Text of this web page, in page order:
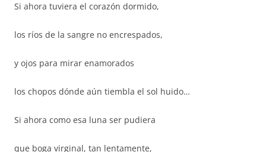
Si ahora tuviera el corazón dormido,
los ríos de la sangre no encrespados,
y ojos para mirar enamorados
los chopos dónde aún tiembla el sol huido…
Si ahora como esa luna ser pudiera
que boga virginal, tan lentamente,